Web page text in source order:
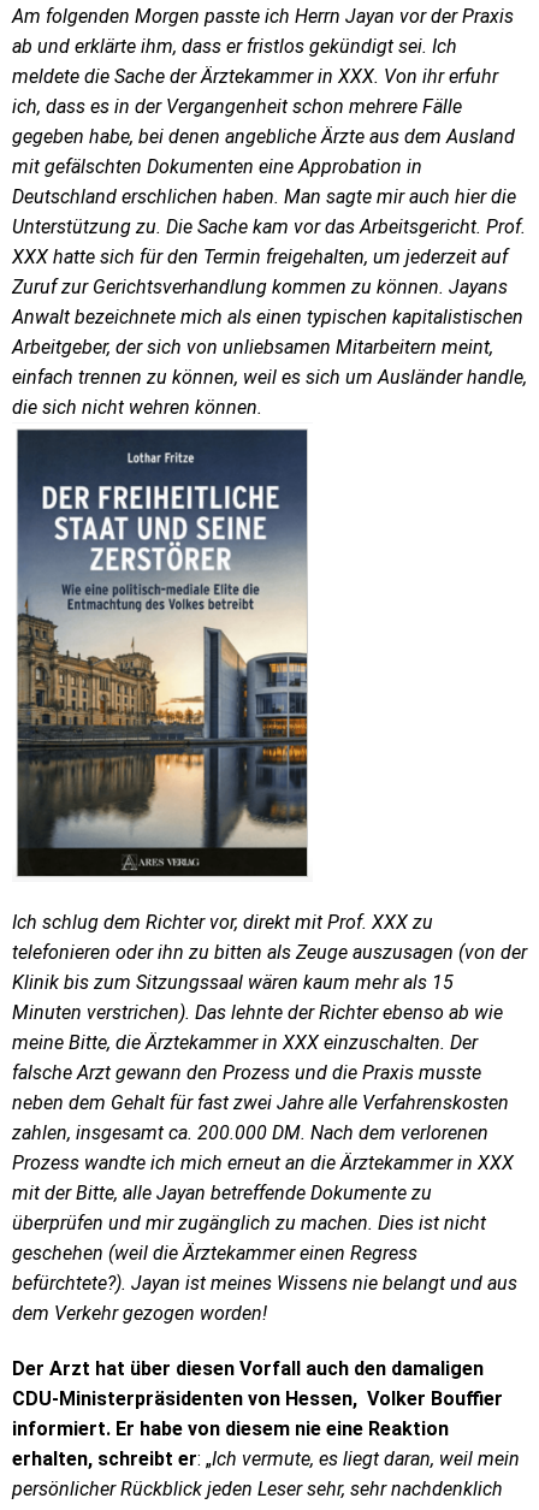
Am folgenden Morgen passte ich Herrn Jayan vor der Praxis
ab und erklärte ihm, dass er fristlos gekündigt sei. Ich
meldete die Sache der Ärztekammer in XXX. Von ihr erfuhr
ich, dass es in der Vergangenheit schon mehrere Fälle
gegeben habe, bei denen angebliche Ärzte aus dem Ausland
mit gefälschten Dokumenten eine Approbation in
Deutschland erschlichen haben. Man sagte mir auch hier die
Unterstützung zu. Die Sache kam vor das Arbeitsgericht. Prof.
XXX hatte sich für den Termin freigehalten, um jederzeit auf
Zuruf zur Gerichtsverhandlung kommen zu können. Jayans
Anwalt bezeichnete mich als einen typischen kapitalistischen
Arbeitgeber, der sich von unliebsamen Mitarbeitern meint,
einfach trennen zu können, weil es sich um Ausländer handle,
die sich nicht wehren können.
Ich schlug dem Richter vor, direkt mit Prof. XXX zu
telefonieren oder ihn zu bitten als Zeuge auszusagen (von der
Klinik bis zum Sitzungssaal wären kaum mehr als 15
Minuten verstrichen). Das lehnte der Richter ebenso ab wie
meine Bitte, die Ärztekammer in XXX einzuschalten. Der
falsche Arzt gewann den Prozess und die Praxis musste
neben dem Gehalt für fast zwei Jahre alle Verfahrenskosten
zahlen, insgesamt ca. 200.000 DM. Nach dem verlorenen
Prozess wandte ich mich erneut an die Ärztekammer in XXX
mit der Bitte, alle Jayan betreffende Dokumente zu
überprüfen und mir zugänglich zu machen. Dies ist nicht
geschehen (weil die Ärztekammer einen Regress
befürchtete?). Jayan ist meines Wissens nie belangt und aus
dem Verkehr gezogen worden!
Der Arzt hat über diesen Vorfall auch den damaligen
CDU-Ministerpräsidenten von Hessen, Volker Bouffier
informiert. Er habe von diesem nie eine Reaktion
erhalten, schreibt er: „Ich vermute, es liegt daran, weil mein
persönlicher Rückblick jeden Leser sehr, sehr nachdenklich